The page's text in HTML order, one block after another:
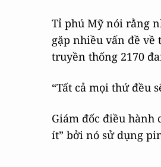
Tỉ phú Mỹ nói rằng
gặp nhiều vấn đề về
truyền thống 2170
“Tất cả mọi thứ đều
Giám đốc điều hành
ít” bởi nó sử dụng